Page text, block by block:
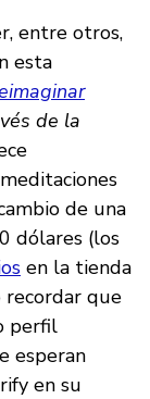
entre otros,
esta
de la
de una
dólares (los
en la tienda
recordar que
perfil
esperan
en su